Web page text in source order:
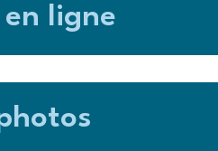
ligne